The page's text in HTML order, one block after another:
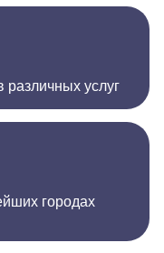
услуг
городах